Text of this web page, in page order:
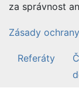
za správnost
Zásady
Referáty